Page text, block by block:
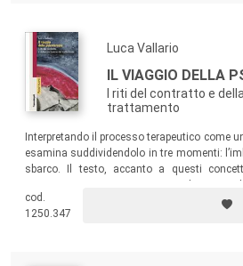
Luca Vallario
IL VIAGGIO DELLA
I riti del contratto e
trattamento
Interpretando il processo terapeutico come
esamina suddividendolo in tre momenti:
sbarco. Il testo, accanto a questi
sull’argomento.
cod.
1250.347